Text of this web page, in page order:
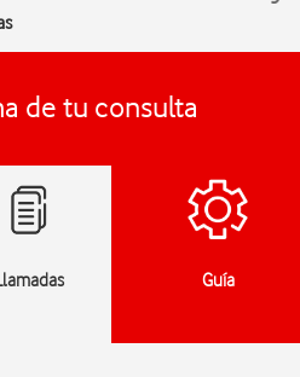
de tu consulta
Guía